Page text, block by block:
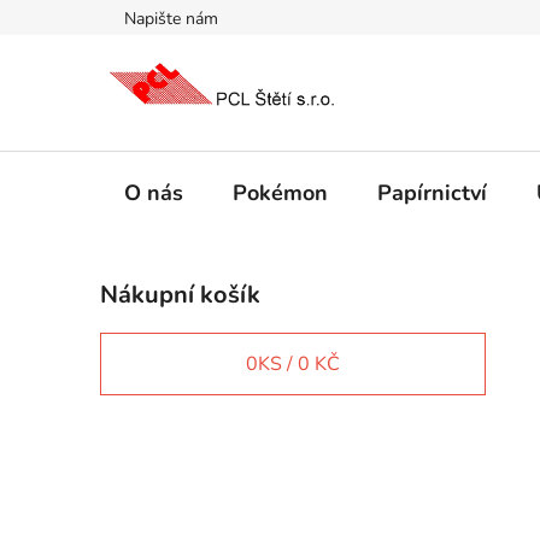
Napište nám
O nás Pokémon Papírnictví
o
s
r
Nákupní košík
0KS /0 KČ